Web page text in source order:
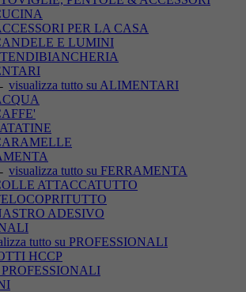
PER LA CASA
E LUMINI
visualizza tutto su ALIMENTARI
visualizza tutto su FERRAMENTA
ATTACCATUTTO
ADESIVO
tutto su PROFESSIONALI
HCCP